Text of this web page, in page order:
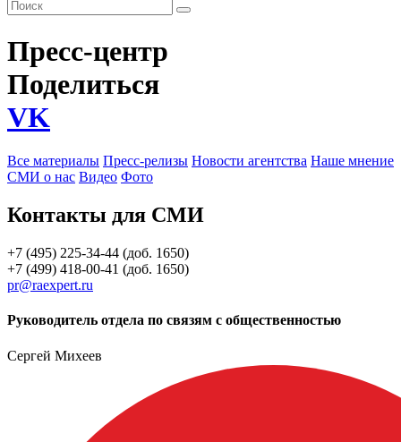
Пресс-центр
Поделиться
VK
Все материалы Пресс-релизы Новости агентства Наше мнение
СМИ о нас Видео Фото
Контакты для СМИ
+7 (495) 225-34-44 (доб. 1650)
+7 (499) 418-00-41 (доб. 1650)
pr@raexpert.ru
Руководитель отдела по связям с общественностью
Сергей Михеев